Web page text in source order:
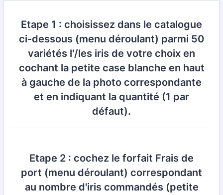
Etape 1 : choisissez dans le catalogue
ci-dessous (menu déroulant) parmi 50
variétés l'/les iris de votre choix en
cochant la petite case blanche en haut
à gauche de la photo correspondante
et en indiquant la quantité (1 par
défaut).
Etape 2 : cochez le forfait Frais de
port (menu déroulant) correspondant
au nombre d'iris commandés (petite